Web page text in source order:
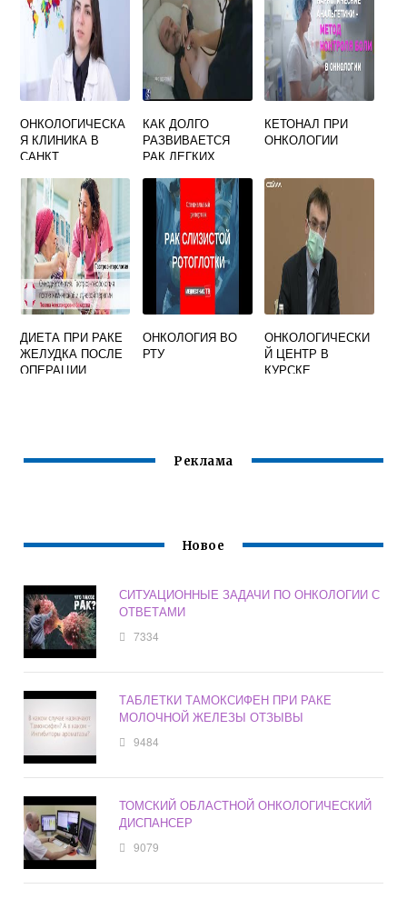
ОНКОЛОГИЧЕСКА
Я КЛИНИКА В
САНКТ
КАК ДОЛГО
РАЗВИВАЕТСЯ
РАК ЛЕГКИХ
КЕТОНАЛ ПРИ
ОНКОЛОГИИ
ДИЕТА ПРИ РАКЕ
ЖЕЛУДКА ПОСЛЕ
ОПЕРАЦИИ
ОНКОЛОГИЯ ВО
РТУ
ОНКОЛОГИЧЕСКИ
Й ЦЕНТР В
КУРСКЕ
Реклама
Новое
СИТУАЦИОННЫЕ ЗАДАЧИ ПО ОНКОЛОГИИ С
ОТВЕТАМИ
7334
ТАБЛЕТКИ ТАМОКСИФЕН ПРИ РАКЕ
МОЛОЧНОЙ ЖЕЛЕЗЫ ОТЗЫВЫ
9484
ТОМСКИЙ ОБЛАСТНОЙ ОНКОЛОГИЧЕСКИЙ
ДИСПАНСЕР
9079